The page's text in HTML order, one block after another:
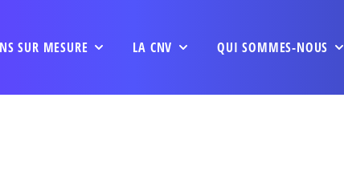
SUR MESURE LA CNV QUI SOMMES-NOUS